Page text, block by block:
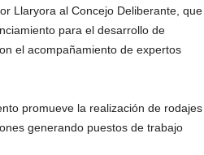
Llaryora al Concejo Deliberante, que
para el desarrollo de
el acompañamiento de expertos
promueve la realización de rodajes
generando puestos de trabajo